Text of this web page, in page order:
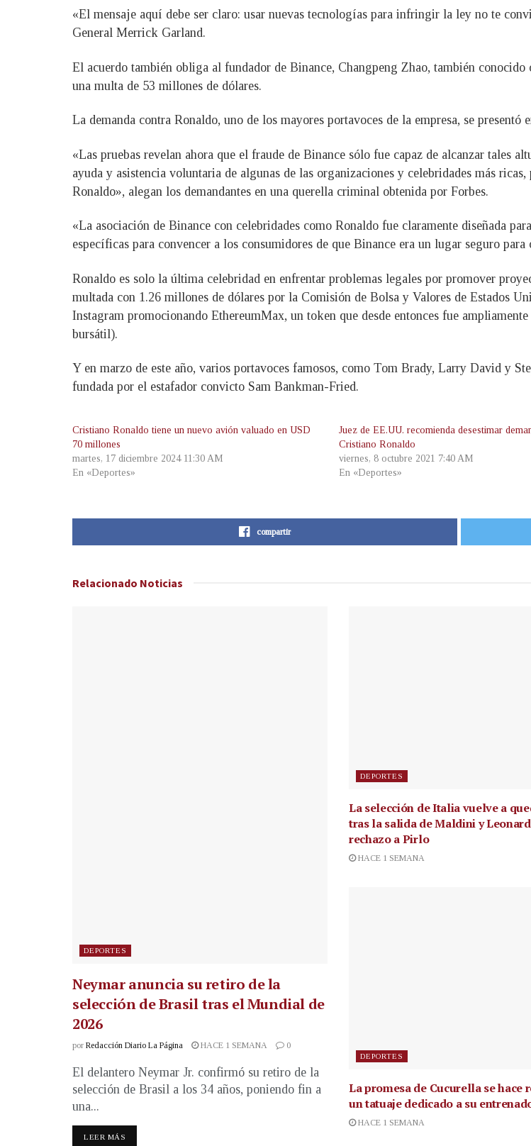
«El mensaje aquí debe ser claro: usar nuevas tecnologías para infringir la ley no te
General Merrick Garland.
El acuerdo también obliga al fundador de Binance, Changpeng Zhao, también
una multa de 53 millones de dólares.
La demanda contra Ronaldo, uno de los mayores portavoces de la empresa, se presentó
«Las pruebas revelan ahora que el fraude de Binance sólo fue capaz de alcanzar tales
ayuda y asistencia voluntaria de algunas de las organizaciones y celebridades más
Ronaldo», alegan los demandantes en una querella criminal obtenida por Forbes.
«La asociación de Binance con celebridades como Ronaldo fue claramente diseñada
específicas para convencer a los consumidores de que Binance era un lugar seguro
Ronaldo es solo la última celebridad en enfrentar problemas legales por promover
multada con 1.26 millones de dólares por la Comisión de Bolsa y Valores de Estados
Instagram promocionando EthereumMax, un token que desde entonces fue
bursátil).
Y en marzo de este año, varios portavoces famosos, como Tom Brady, Larry David y
fundada por el estafador convicto Sam Bankman-Fried.
Cristiano Ronaldo tiene un nuevo avión valuado en USD
70 millones
martes, 17 diciembre 2024 11:30 AM
En «Deportes»
Juez de EE.UU. recomienda desestimar
Cristiano Ronaldo
viernes, 8 octubre 2021 7:40 AM
En «Deportes»
compartir
Relacionado Noticias
DEPORTES
Neymar anuncia su retiro de la
selección de Brasil tras el Mundial de
2026
por Redacción Diario La Página HACE 1 SEMANA 0
El delantero Neymar Jr. confirmó su retiro de la
selección de Brasil a los 34 años, poniendo fin a
una...
LEER MÁS
DEPORTES
La selección de Italia vuelve a
tras la salida de Maldini y
rechazo a Pirlo
HACE 1 SEMANA
DEPORTES
La promesa de Cucurella se hace
un tatuaje dedicado a su
HACE 1 SEMANA